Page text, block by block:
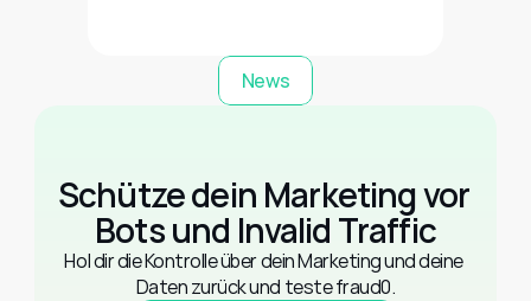
News
Schütze dein Marketing vor
Bots und Invalid Traffic
Hol dir die Kontrolle über dein Marketing und deine
Daten zurück und teste fraud0.